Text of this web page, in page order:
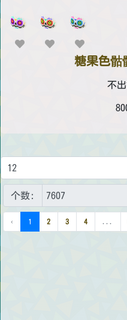
糖果色骷
不
个数:
‹ 1 2 3 4